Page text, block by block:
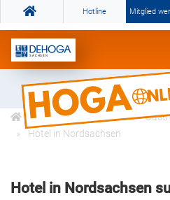
Hotline Mitglied
Gemeinsam
Profitieren Börse
Hotel in Nordsachsen
Hotel in Nordsachsen